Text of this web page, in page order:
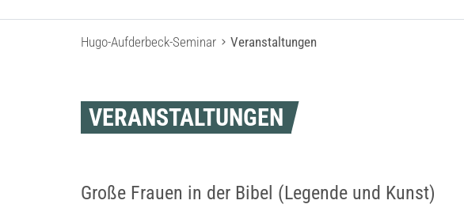
Hugo-Aufderbeck-Seminar Veranstaltungen
VERANSTALTUNGEN
Große Frauen in der Bibel (Legende und Kunst)